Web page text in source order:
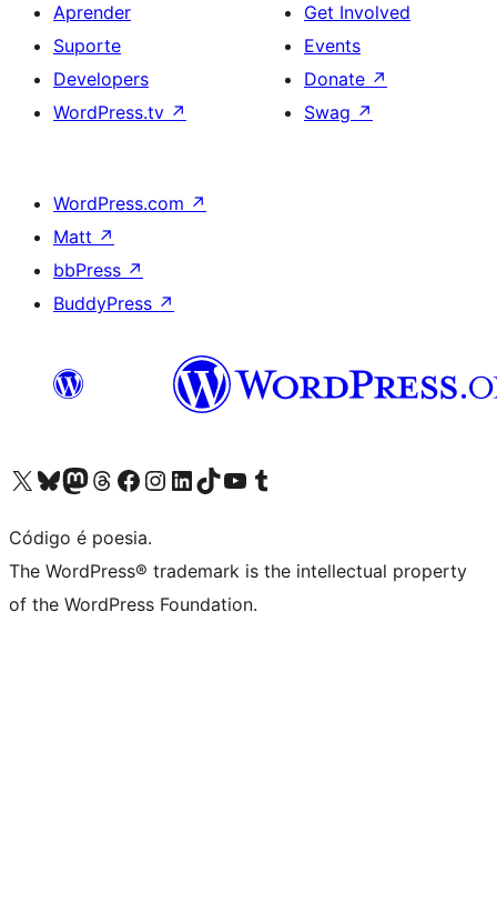
Aprender
Suporte
Developers
WordPress.tv ↗
Get Involved
Events
Donate ↗
Swag ↗
WordPress.com ↗
Matt ↗
bbPress ↗
BuddyPress ↗
Visite a nossa conta X (antigo Twitter)
Visit our Bluesky account
Visit our Mastodon account
Visit our Threads account
Visite a nossa página do Facebook
Visite a nossa conta no Instagram
Visite a nossa conta no LinkedIn
Visit our TikTok account
Visit our YouTube channel
Visit our Tumblr account
Código é poesia.
The WordPress® trademark is the intellectual property
of the WordPress Foundation.